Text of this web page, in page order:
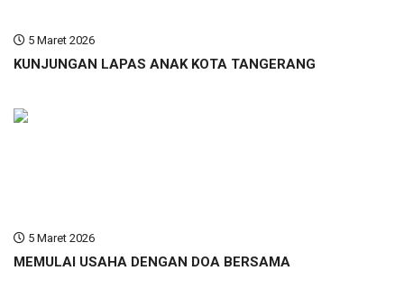
5 Maret 2026
KUNJUNGAN LAPAS ANAK KOTA TANGERANG
5 Maret 2026
MEMULAI USAHA DENGAN DOA BERSAMA